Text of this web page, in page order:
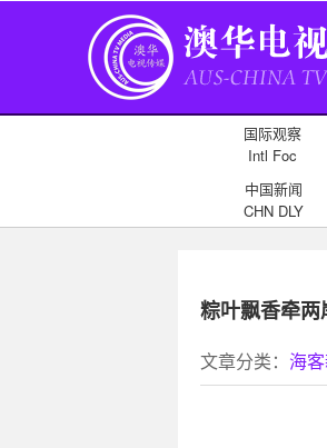
国际观察
Intl Foc
中国新闻
CHN DLY
粽叶飘香牵
文章分类： 海